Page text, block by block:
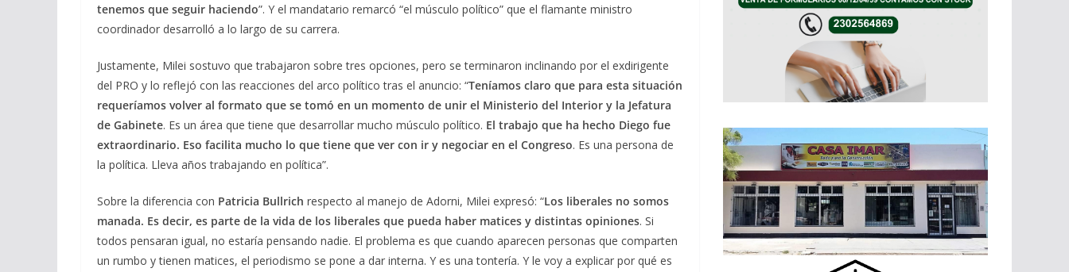
tenemos que seguir haciendo”. Y el mandatario remarcó “el músculo político” que el flamante ministro
coordinador desarrolló a lo largo de su carrera.
Justamente, Milei sostuvo que trabajaron sobre tres opciones, pero se terminaron inclinando por el exdirigente
del PRO y lo reflejó con las reacciones del arco político tras el anuncio: “Teníamos claro que para esta situación
requeríamos volver al formato que se tomó en un momento de unir el Ministerio del Interior y la Jefatura
de Gabinete. Es un área que tiene que desarrollar mucho músculo político. El trabajo que ha hecho Diego fue
extraordinario. Eso facilita mucho lo que tiene que ver con ir y negociar en el Congreso. Es una persona de
la política. Lleva años trabajando en política”.
Sobre la diferencia con Patricia Bullrich respecto al manejo de Adorni, Milei expresó: “Los liberales no somos
manada. Es decir, es parte de la vida de los liberales que pueda haber matices y distintas opiniones. Si
todos pensaran igual, no estaría pensando nadie. El problema es que cuando aparecen personas que comparten
un rumbo y tienen matices, el periodismo se pone a dar interna. Y es una tontería. Y le voy a explicar por qué es